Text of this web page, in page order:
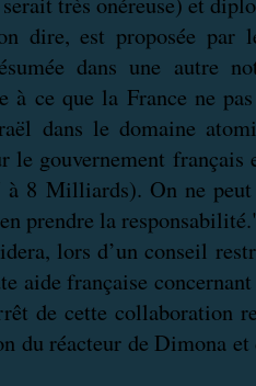
dire, est proposée par
dans une autre
ce que la France ne
dans le domaine
gouvernement français
8 Milliards). On ne peut
prendre la
lors d’un conseil
aide française
de cette collaboration
du réacteur de Dimona